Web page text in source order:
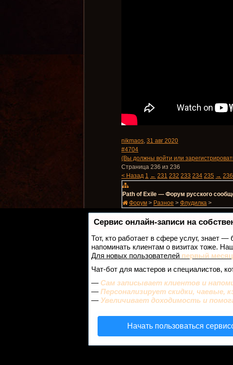
nikmaos, 31 авг 2020
#4704
(Вы должны войти или
Страница 236 из 236
< Назад 1 ← 231 232 233 234 235 → 236
Path of Exile — Форум русского
Форум > Разное > Флудилка >
Сервис онлайн-записи на
Тот, кто работает в сфере услуг, знает
напоминать клиентам о визитах тоже.
Для новых пользователей первый
Чат-бот для мастеров и специалистов,
— Сам записывает клиентов и
— Персонализирует скидки, чаевые,
— Увеличивает доходимость и
Начать пользоваться